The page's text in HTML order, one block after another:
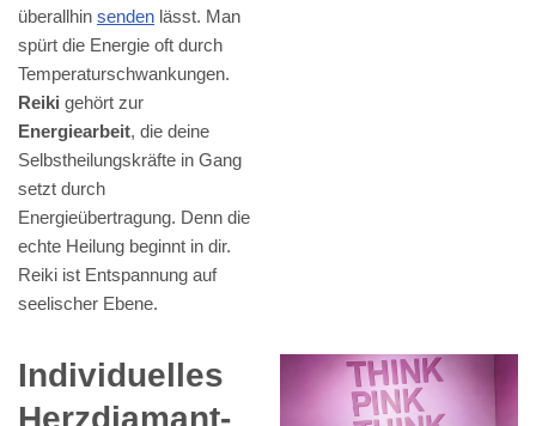
überallhin senden lässt. Man
spürt die Energie oft durch
Temperaturschwankungen.
Reiki gehört zur
Energiearbeit, die deine
Selbstheilungskräfte in Gang
setzt durch
Energieübertragung. Denn die
echte Heilung beginnt in dir.
Reiki ist Entspannung auf
seelischer Ebene.
Individuelles
Herzdiamant-